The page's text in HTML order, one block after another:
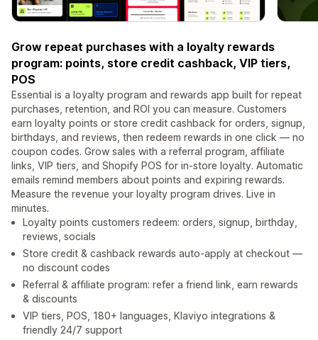
Grow repeat purchases with a loyalty rewards
program: points, store credit cashback, VIP tiers,
POS
Essential is a loyalty program and rewards app built for repeat
purchases, retention, and ROI you can measure. Customers
earn loyalty points or store credit cashback for orders, signup,
birthdays, and reviews, then redeem rewards in one click — no
coupon codes. Grow sales with a referral program, affiliate
links, VIP tiers, and Shopify POS for in-store loyalty. Automatic
emails remind members about points and expiring rewards.
Measure the revenue your loyalty program drives. Live in
minutes.
Loyalty points customers redeem: orders, signup, birthday,
reviews, socials
Store credit & cashback rewards auto-apply at checkout —
no discount codes
Referral & affiliate program: refer a friend link, earn rewards
& discounts
VIP tiers, POS, 180+ languages, Klaviyo integrations &
friendly 24/7 support